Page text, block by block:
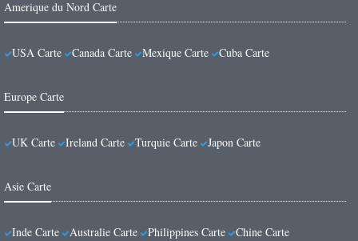
Amerique du Nord Carte
USA Carte Canada Carte Mexique Carte Cuba Carte
Europe Carte
UK Carte Ireland Carte Turquie Carte Japon Carte
Asie Carte
Inde Carte Australie Carte Philippines Carte Chine Carte